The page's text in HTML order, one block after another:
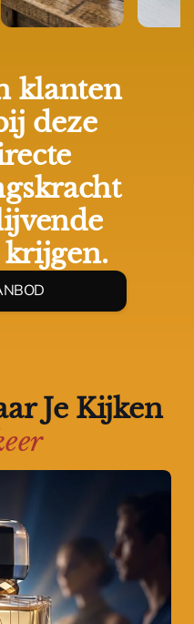
klanten
deze
Je Kijken